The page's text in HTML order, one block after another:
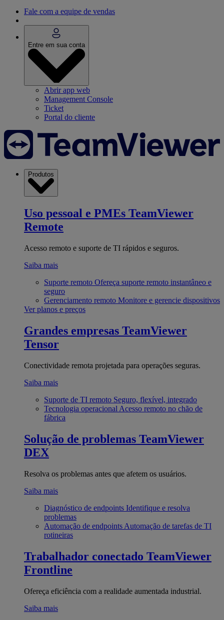
Fale com a equipe de vendas
Entre em sua conta
Abrir app web
Management Console
Ticket
Portal do cliente
Produtos
Uso pessoal e PMEs TeamViewer
Remote
Acesso remoto e suporte de TI rápidos e seguros.
Saiba mais
Suporte remoto Ofereça suporte remoto instantâneo e
seguro
Gerenciamento remoto Monitore e gerencie dispositivos
Ver planos e preços
Grandes empresas TeamViewer
Tensor
Conectividade remota projetada para operações seguras.
Saiba mais
Suporte de TI remoto Seguro, flexível, integrado
Tecnologia operacional Acesso remoto no chão de
fábrica
Solução de problemas TeamViewer
DEX
Resolva os problemas antes que afetem os usuários.
Saiba mais
Diagnóstico de endpoints Identifique e resolva
problemas
Automação de endpoints Automação de tarefas de TI
rotineiras
Trabalhador conectado TeamViewer
Frontline
Ofereça eficiência com a realidade aumentada industrial.
Saiba mais